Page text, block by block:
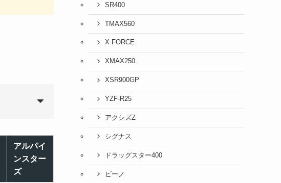
アルパイ
ンスター
ズ
SR400
TMAX560
X FORCE
XMAX250
XSR900GP
YZF-R25
アクシズZ
シグナス
ドラッグスター400
ビーノ